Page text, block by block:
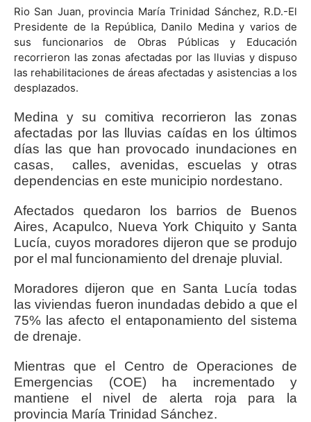
Rio San Juan, provincia María Trinidad Sánchez, R.D.-El
Presidente de la República, Danilo Medina y varios de
sus funcionarios de Obras Públicas y Educación
recorrieron las zonas afectadas por las lluvias y dispuso
las rehabilitaciones de áreas afectadas y asistencias a los
desplazados.
Medina y su comitiva recorrieron las zonas
afectadas por las lluvias caídas en los últimos
días las que han provocado inundaciones en
casas, calles, avenidas, escuelas y otras
dependencias en este municipio nordestano.
Afectados quedaron los barrios de Buenos
Aires, Acapulco, Nueva York Chiquito y Santa
Lucía, cuyos moradores dijeron que se produjo
por el mal funcionamiento del drenaje pluvial.
Moradores dijeron que en Santa Lucía todas
las viviendas fueron inundadas debido a que el
75% las afecto el entaponamiento del sistema
de drenaje.
Mientras que el Centro de Operaciones de
Emergencias (COE) ha incrementado y
mantiene el nivel de alerta roja para la
provincia María Trinidad Sánchez.